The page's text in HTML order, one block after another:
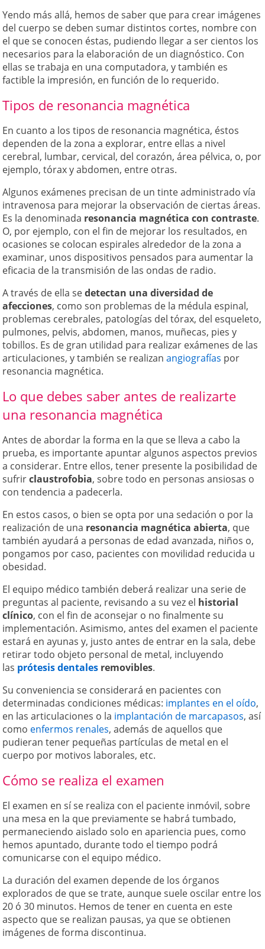
Yendo más allá, hemos de saber que para crear imágenes
del cuerpo se deben sumar distintos cortes, nombre con
el que se conocen éstas, pudiendo llegar a ser cientos los
necesarios para la elaboración de un diagnóstico. Con
ellas se trabaja en una computadora, y también es
factible la impresión, en función de lo requerido.
Tipos de resonancia magnética
En cuanto a los tipos de resonancia magnética, éstos
dependen de la zona a explorar, entre ellas a nivel
cerebral, lumbar, cervical, del corazón, área pélvica, o, por
ejemplo, tórax y abdomen, entre otras.
Algunos exámenes precisan de un tinte administrado vía
intravenosa para mejorar la observación de ciertas áreas.
Es la denominada resonancia magnética con contraste.
O, por ejemplo, con el fin de mejorar los resultados, en
ocasiones se colocan espirales alrededor de la zona a
examinar, unos dispositivos pensados para aumentar la
eficacia de la transmisión de las ondas de radio.
A través de ella sedetectan una diversidad de
afecciones, como son problemas de la médula espinal,
problemas cerebrales, patologías del tórax, del esqueleto,
pulmones, pelvis, abdomen, manos, muñecas, pies y
tobillos. Es de gran utilidad para realizar exámenes de las
articulaciones, y también se realizanangiografías por
resonancia magnética.
Lo que debes saber antes de realizarte
una resonancia magnética
Antes de abordar la forma en la que se lleva a cabo la
prueba, es importante apuntar algunos aspectos previos
a considerar. Entre ellos, tener presente la posibilidad de
sufrirclaustrofobia, sobre todo en personas ansiosas o
con tendencia a padecerla.
En estos casos, o bien se opta por una sedación o por la
realización de una resonancia magnética abierta, que
también ayudará a personas de edad avanzada, niños o,
pongamos por caso, pacientes con movilidad reducida u
obesidad.
El equipo médico también deberá realizar una serie de
preguntas al paciente, revisando a su vez el historial
clínico, con el fin de aconsejar o no finalmente su
implementación. Asimismo, antes del examen el paciente
estará en ayunas y, justo antes de entrar en la sala, debe
retirar todo objeto personal de metal, incluyendo
las prótesis dentales removibles.
Su conveniencia se considerará en pacientes con
determinadas condiciones médicas: implantes en el oído,
en las articulaciones o la implantación de marcapasos, así
como enfermos renales, además de aquellos que
pudieran tener pequeñas partículas de metal en el
cuerpo por motivos laborales, etc.
Cómo se realiza el examen
El examen en sí se realiza con el paciente inmóvil, sobre
una mesa en la que previamente se habrá tumbado,
permaneciendo aislado solo en apariencia pues, como
hemos apuntado, durante todo el tiempo podrá
comunicarse con el equipo médico.
La duración del examen depende de los órganos
explorados de que se trate, aunque suele oscilar entre los
20 ó 30 minutos. Hemos de tener en cuenta en este
aspecto que se realizan pausas, ya que se obtienen
imágenes de forma discontinua.